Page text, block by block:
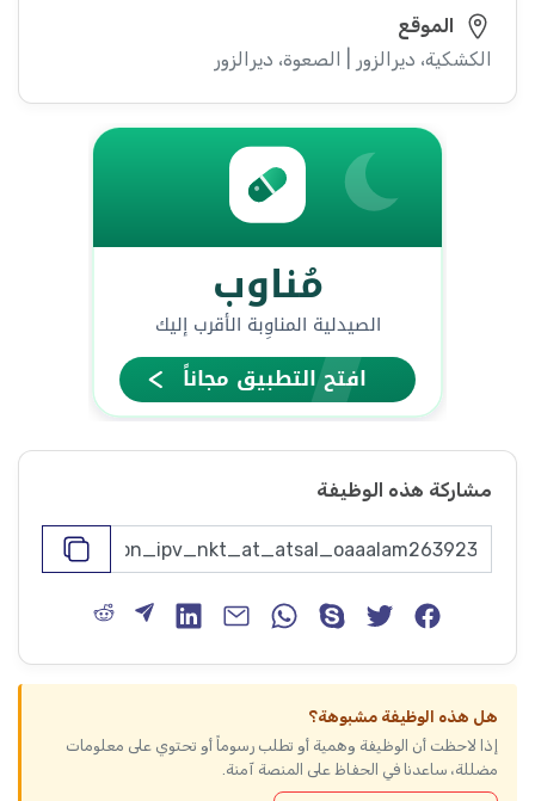
الموقع
الكشكية، ديرالزور | الصعوة، ديرالزور
مشاركة هذه الوظيفة
هل هذه الوظيفة مشبوهة؟
إذا لاحظت أن الوظيفة وهمية أو تطلب رسوماً أو تحتوي على معلومات
مضللة، ساعدنا في الحفاظ على المنصة آمنة.